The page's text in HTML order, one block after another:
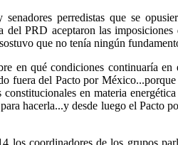
perredistas que se
PRD aceptaron las
que no tenía ningún
en qué condiciones continuaría en
fuera del Pacto por
en materia
hacerla...y desde luego el Pacto
los coordinadores de los grupos